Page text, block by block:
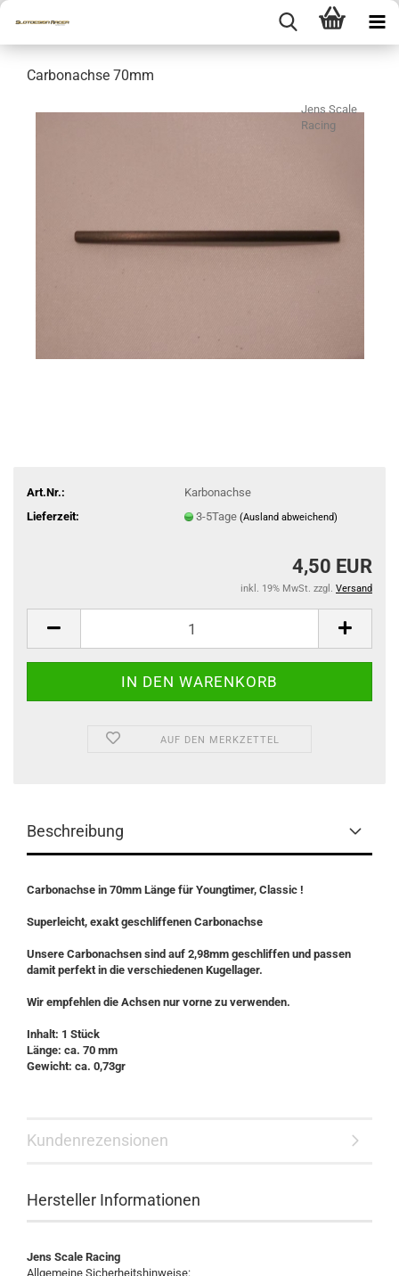
Carbonachse 70mm
Jens Scale
Racing
Art.Nr.:
Karbonachse
Lieferzeit:
3-5Tage (Ausland abweichend)
4,50 EUR
inkl. 19% MwSt. zzgl. Versand
AUF DEN MERKZETTEL
Beschreibung
Carbonachse in 70mm Länge für Youngtimer, Classic !
Superleicht, exakt geschliffenen Carbonachse
Unsere Carbonachsen sind auf 2,98mm geschliffen und passen
damit perfekt in die verschiedenen Kugellager.
Wir empfehlen die Achsen nur vorne zu verwenden.
Inhalt: 1 Stück
Länge: ca. 70 mm
Gewicht: ca. 0,73gr
Kundenrezensionen
Hersteller Informationen
Jens Scale Racing
Allgemeine Sicherheitshinweise: